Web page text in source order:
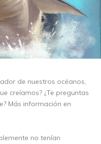
de nuestros océanos,
creíamos? ¿Te preguntas
Más información en
no tenían